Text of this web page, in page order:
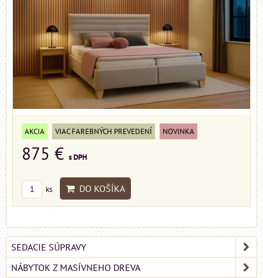
AKCIA VIAC FAREBNÝCH PREVEDENÍ NOVINKA
875 € s DPH
ks DO KOŠÍKA
SEDACIE SÚPRAVY
NÁBYTOK Z MASÍVNEHO DREVA